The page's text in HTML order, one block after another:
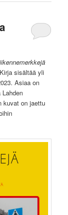
sisältää yli
Asiaa on
kuvat on jaettu